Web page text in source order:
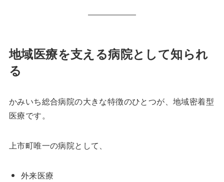
地域医療を支える病院として知られ
る
かみいち総合病院の大きな特徴のひとつが、地域密着型
医療です。
上市町唯一の病院として、
外来医療